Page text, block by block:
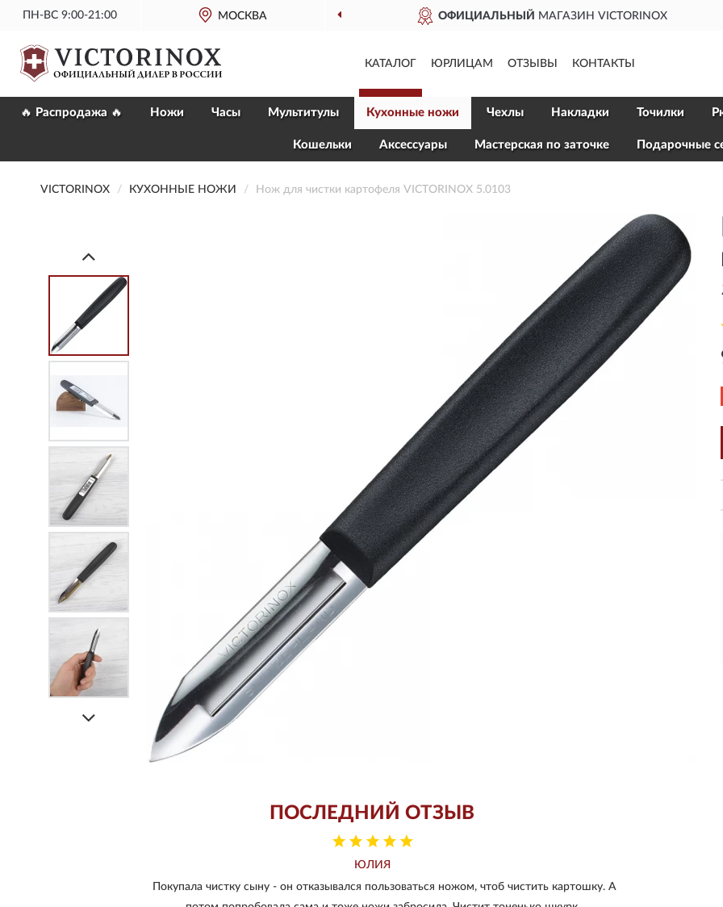
ПН-ВС 9:00-21:00 МОСКВА ОФИЦИАЛЬНЫЙ МАГАЗИН VICTORINOX
КАТАЛОГ ЮРЛИЦАМ ОТЗЫВЫ КОНТАКТЫ
🔥 Распродажа 🔥 Ножи Часы Мультитулы Кухонные ножи Чехлы Накладки Точилки
Кошельки Aксессуары Мастерская по заточке Подарочные
VICTORINOX КУХОННЫЕ НОЖИ Нож для чистки картофеля VICTORINOX 5.0103
ПОСЛЕДНИЙ ОТЗЫВ
ЮЛИЯ
Покупала чистку сыну - он отказывался пользоваться ножом, чтоб чистить картошку. А